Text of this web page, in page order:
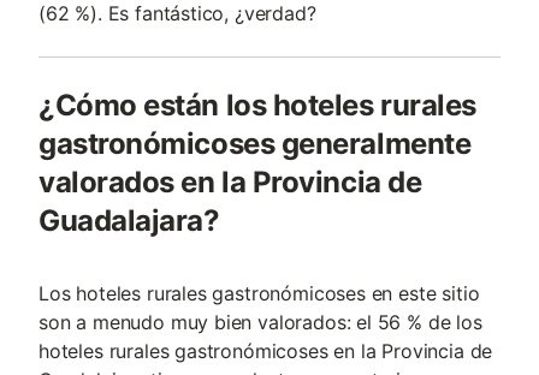
(62 %). Es fantástico, ¿verdad?
¿Cómo están los hoteles rurales
gastronómicoses generalmente
valorados en la Provincia de
Guadalajara?
Los hoteles rurales gastronómicoses en este sitio
son a menudo muy bien valorados: el 56 % de los
hoteles rurales gastronómicoses en la Provincia de